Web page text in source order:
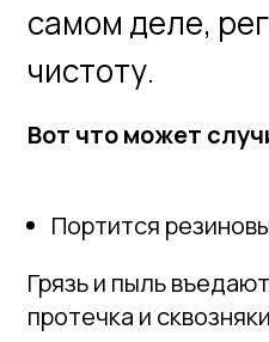
самом деле,
чистоту.
Вот что может
Портится
Грязь и пыль
протечка и